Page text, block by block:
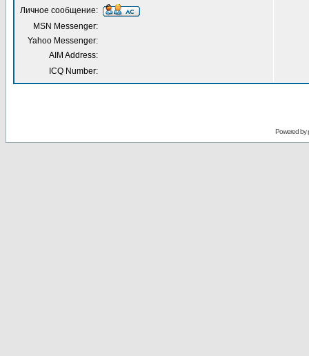
Личное сообщение:
MSN Messenger:
Yahoo Messenger:
AIM Address:
ICQ Number:
Powered by